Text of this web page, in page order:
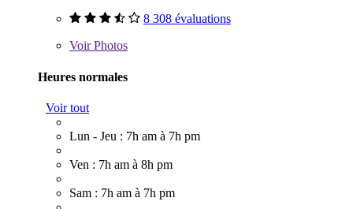
8 308 évaluations
VoirPhotos
Heures normales
Voir tout
Lun - Jeu : 7h am à 7h pm
Ven : 7h am à 8h pm
Sam : 7h am à 7h pm